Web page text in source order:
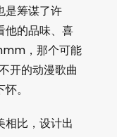
是筹谋了许
他的品味、喜
，那个可能
开的动漫歌曲
。
相比，设计出